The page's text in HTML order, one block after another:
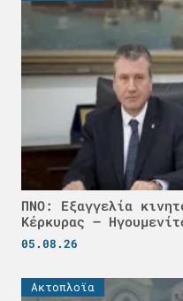
ΠΝΟ: Εξαγγελία
Κέρκυρας –
05.08.26
Ακτοπλοϊα